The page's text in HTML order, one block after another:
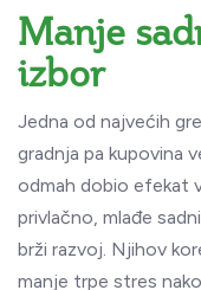
Manje
izbor
Jedna od najvećih
gradnja pa kupovina
odmah dobio efekat
privlačno, mlađe
brži razvoj. Njihov
manje trpe stres